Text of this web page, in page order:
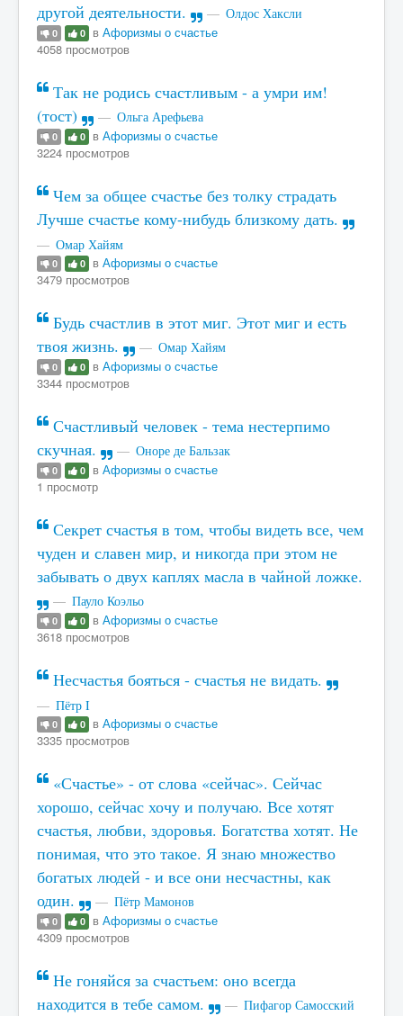
другой деятельности.
Олдос Хаксли
0 0 в Афоризмы о счастье
4058 просмотров
Так не родись счастливым - а умри им!
(тост)
Ольга Арефьева
0 0 в Афоризмы о счастье
3224 просмотров
Чем за общее счастье без толку страдать
Лучше счастье кому-нибудь близкому дать.
Омар Хайям
0 0 в Афоризмы о счастье
3479 просмотров
Будь счастлив в этот миг. Этот миг и есть
твоя жизнь.
Омар Хайям
0 0 в Афоризмы о счастье
3344 просмотров
Счастливый человек - тема нестерпимо
скучная.
Оноре де Бальзак
0 0 в Афоризмы о счастье
1 просмотр
Секрет счастья в том, чтобы видеть все, чем
чуден и славен мир, и никогда при этом не
забывать о двух каплях масла в чайной ложке.
Пауло Коэльо
0 0 в Афоризмы о счастье
3618 просмотров
Несчастья бояться - счастья не видать.
Пётр I
0 0 в Афоризмы о счастье
3335 просмотров
«Счастье» - от слова «сейчас». Сейчас
хорошо, сейчас хочу и получаю. Все хотят
счастья, любви, здоровья. Богатства хотят. Не
понимая, что это такое. Я знаю множество
богатых людей - и все они несчастны, как
один.
Пётр Мамонов
0 0 в Афоризмы о счастье
4309 просмотров
Не гоняйся за счастьем: оно всегда
находится в тебе самом.
Пифагор Самосский